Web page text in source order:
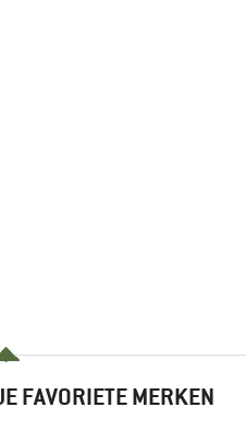
FAVORIETE MERKEN